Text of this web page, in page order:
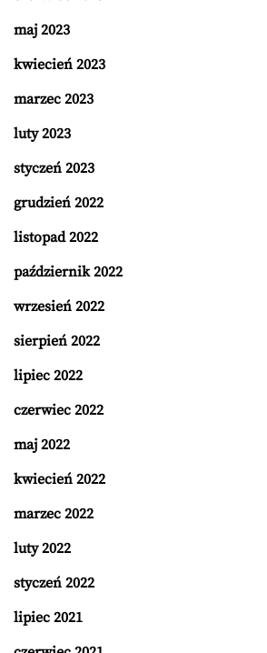
maj 2023
kwiecień 2023
marzec 2023
luty 2023
styczeń 2023
grudzień 2022
listopad 2022
październik 2022
wrzesień 2022
sierpień 2022
lipiec 2022
czerwiec 2022
maj 2022
kwiecień 2022
marzec 2022
luty 2022
styczeń 2022
lipiec 2021